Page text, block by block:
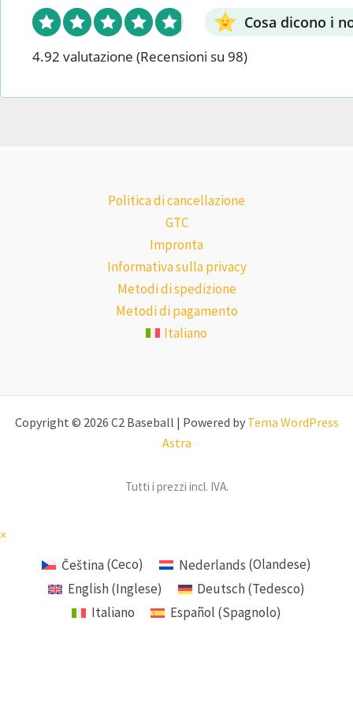
Cosa dicono i
4.92 valutazione (Recensioni su 98)
Politica di cancellazione
GTC
Impronta
Informativa sulla privacy
Metodi di spedizione
Metodi di pagamento
Italiano
Copyright © 2026 C2 Baseball | Powered by Tema WordPress
Astra
Tutti i prezzi incl. IVA.
×
Čeština(Ceco) Nederlands (Olandese)
English(Inglese) Deutsch(Tedesco)
Italiano
Español (Spagnolo)